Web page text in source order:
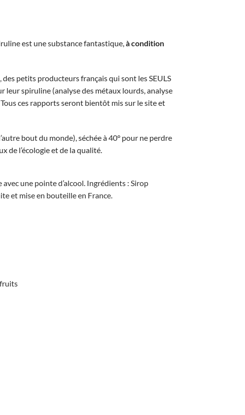
est une substance fantastique,à condition
petits producteurs français qui sont les SEULS
leur spiruline (analyse des métaux lourds, analyse
ces rapports seront bientôt mis sur le site et
bout du monde), séchée à 40° pour ne perdre
de l’écologie et de la qualité.
une pointe d’alcool. Ingrédients : Sirop
et mise en bouteille en France.
fruits